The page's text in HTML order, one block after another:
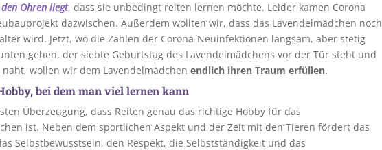
Ohren liegt, dass sie unbedingt reiten lernen möchte. Leider kamen Corona
dazwischen. Außerdem wollten wir, dass das Lavendelmädchen noch
wird. Jetzt, wo die Zahlen der Corona-Neuinfektionen langsam, aber stetig
gehen, der siebte Geburtstag des Lavendelmädchens vor der Tür steht und
naht, wollen wir dem Lavendelmädchen endlich ihren Traum erfüllen.
bei dem man viel lernen kann
Überzeugung, dass Reiten genau das richtige Hobby für das
ist. Neben dem sportlichen Aspekt und der Zeit mit den Tieren fördert das
Selbstbewusstsein, den Respekt, die Selbstständigkeit und das